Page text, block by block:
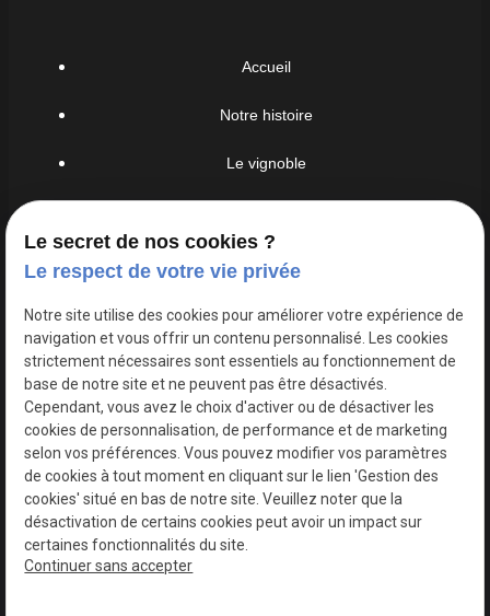
Accueil
Notre histoire
Le vignoble
Visites
Dégustations
Actualités
Mentions
légales
Politique de
confidentialité
Gestion
des
cookies
Plan du
site
Siret : 37925829600019
Le secret de nos cookies ?
Le respect de votre vie privée
Notre site utilise des cookies pour améliorer votre expérience de
navigation et vous offrir un contenu personnalisé. Les cookies
strictement nécessaires sont essentiels au fonctionnement de
base de notre site et ne peuvent pas être désactivés.
Cependant, vous avez le choix d'activer ou de désactiver les
cookies de personnalisation, de performance et de marketing
selon vos préférences. Vous pouvez modifier vos paramètres
de cookies à tout moment en cliquant sur le lien 'Gestion des
cookies' situé en bas de notre site. Veuillez noter que la
désactivation de certains cookies peut avoir un impact sur
certaines fonctionnalités du site.
Continuer sans accepter